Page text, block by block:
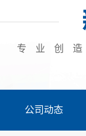
专业创
公司动态